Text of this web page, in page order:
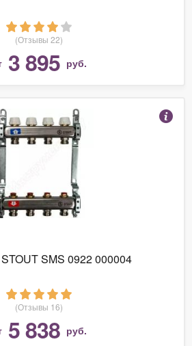
(Отзывы 22)
3 895 руб.
SMS 0922 000004
(Отзывы 16)
5 838 руб.